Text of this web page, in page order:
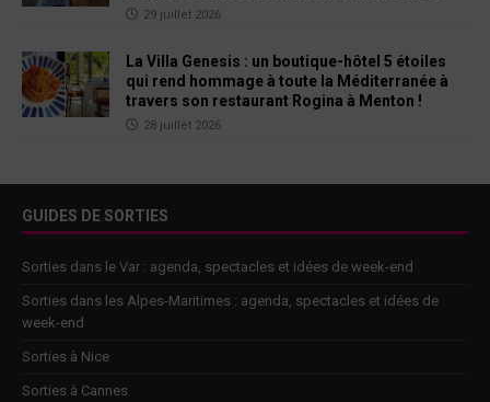
29 juillet 2026
La Villa Genesis : un boutique-hôtel 5 étoiles
qui rend hommage à toute la Méditerranée à
travers son restaurant Rogina à Menton !
28 juillet 2026
GUIDES DE SORTIES
Sorties dans le Var : agenda, spectacles et idées de week-end
Sorties dans les Alpes-Maritimes : agenda, spectacles et idées de
week-end
Sorties à Nice
Sorties à Cannes